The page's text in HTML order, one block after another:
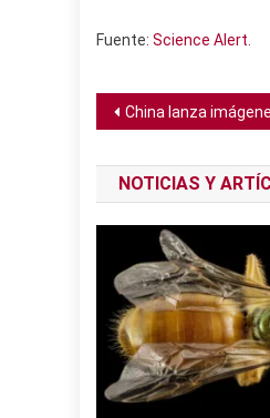
Fuente: Science Alert
de
entradas
China lanza imágenes de autos modificados con imán sobre una parte
NOTICIAS Y